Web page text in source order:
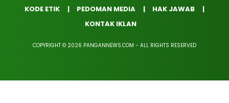
KODE ETIK
PEDOMAN MEDIA
HAK JAWAB
KONTAK IKLAN
COPYRIGHT © 2026 PANGANNEWS.COM - ALL RIGHTS RESERVED